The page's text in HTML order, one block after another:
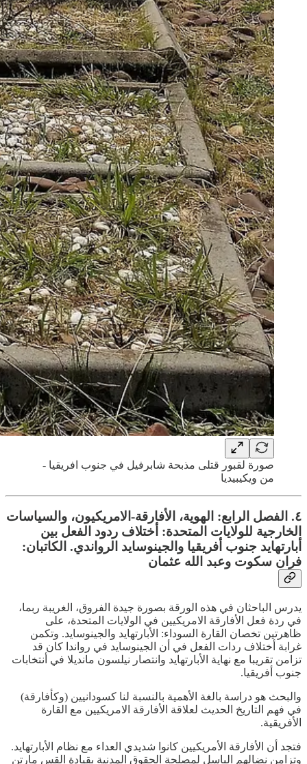
صورة لقبور قتلى مذبحة شابرفيل في جنوب افريقيا -
من ويكيبيديا
٤. الفصل الرابع: الهوية، الأفارقة-الامريكيون، والسياسات
الخارجية للولايات المتحدة: أختلاف ردود الفعل بين
أبارتهايد جنوب أفريقيا والجينوسايد الرواندي. الكاتبان:
فران سكوت وعبد الله عثمان
يدرس الباحثان في هذه الورقة بصورة جيدة الفروق، الغريبة ربما،
في ردة فعل الأفارقة الامريكيين في الولايات المتحدة، على
ظاهرتين تخصان القارة السوداء: الأبارتهايد والجينوسايد. وتكمن
غرابة أختلاف ردات الفعل في أن الجينوسايد في رواندا كان قد
تزامن تقريبا مع نهاية الأبارتهايد وانتصار نيلسون مانديلا في أنتخابات
جنوب أفريقيا.
والبحث هو دراسة بالغة الأهمية بالنسبة لنا كسودانيين (وكأفارقة)
في فهم التاريخ الحديث لعلاقة الأفارقة الامريكيين مع القارة
الأفريقية.
فتجد أن الأفارقة الأمريكيين كانوا شديدي العداء مع نظام الأبارتهايد.
وتزامن نضالهم الباسل لمصلحة الحقوق المدنية بقيادة القس مارتن